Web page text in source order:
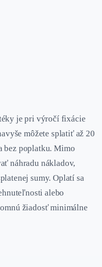
je pri výročí fixácie
môžete splatiť až 20
bez poplatku. Mimo
náhradu nákladov,
sumy. Oplatí sa
alebo
žiadosť minimálne